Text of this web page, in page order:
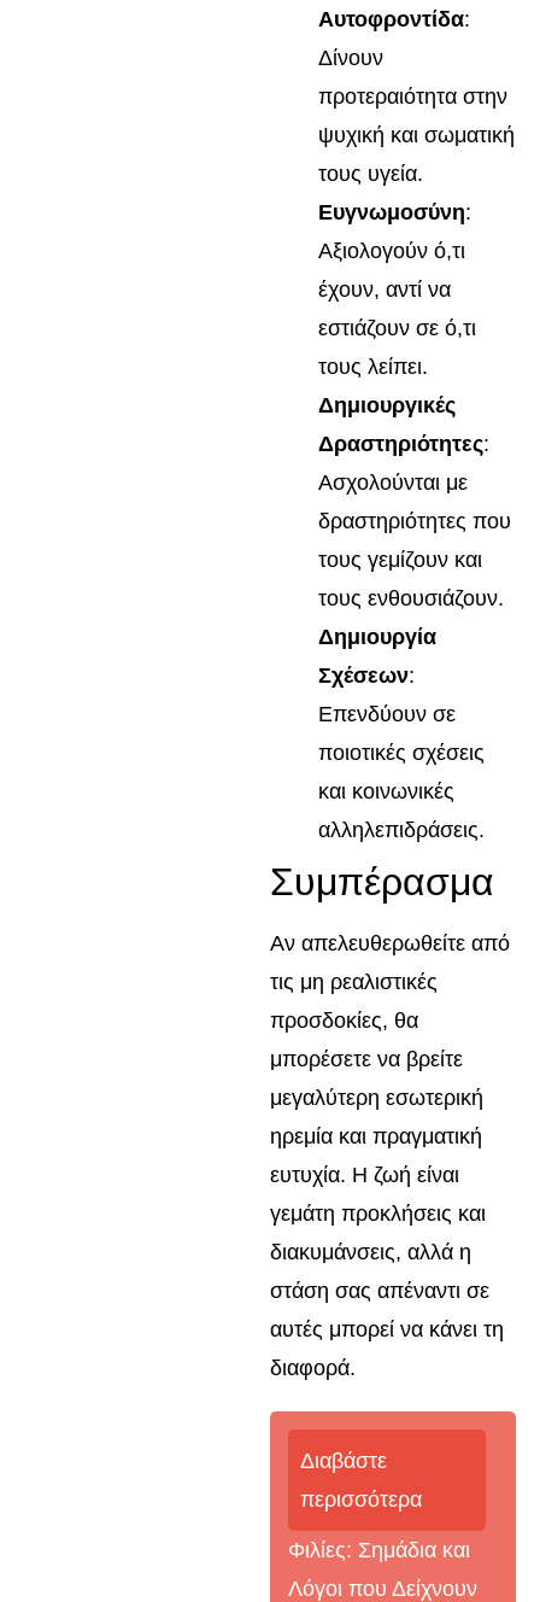
Αυτοφροντίδα:
Δίνουν
προτεραιότητα στην
ψυχική και σωματική
τους υγεία.
Ευγνωμοσύνη:
Αξιολογούν ό,τι
έχουν, αντί να
εστιάζουν σε ό,τι
τους λείπει.
Δημιουργικές
Δραστηριότητες:
Ασχολούνται με
δραστηριότητες που
τους γεμίζουν και
τους ενθουσιάζουν.
Δημιουργία
Σχέσεων:
Επενδύουν σε
ποιοτικές σχέσεις
και κοινωνικές
αλληλεπιδράσεις.
Συμπέρασμα
Αν απελευθερωθείτε από
τις μη ρεαλιστικές
προσδοκίες, θα
μπορέσετε να βρείτε
μεγαλύτερη εσωτερική
ηρεμία και πραγματική
ευτυχία. Η ζωή είναι
γεμάτη προκλήσεις και
διακυμάνσεις, αλλά η
στάση σας απέναντι σε
αυτές μπορεί να κάνει τη
διαφορά.
Διαβάστε
περισσότερα
Φιλίες: Σημάδια και
Λόγοι που Δείχνουν